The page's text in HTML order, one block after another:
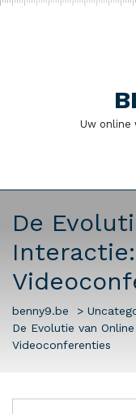
Naar
Uw online
De
benny9.be >
De Evolutie van
Videoconferenties